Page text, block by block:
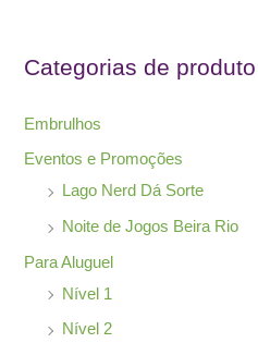
s
r
p
Categorias de produto
Embrulhos
Eventos e Promoções
Lago Nerd Dá Sorte
Noite de Jogos Beira Rio
Para Aluguel
Nível 1
Nível 2